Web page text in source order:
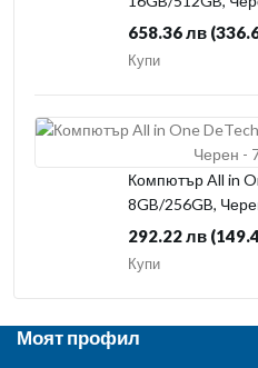
658.36 лв
Купи
Компютър All in
8GB/256GB,
292.22 лв
Купи
Моят профил